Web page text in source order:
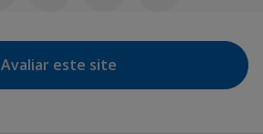
Avaliar este site